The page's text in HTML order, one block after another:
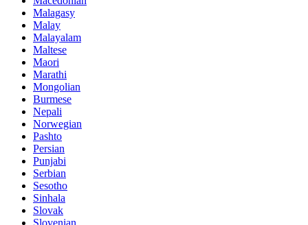
Malagasy
Malay
Malayalam
Maltese
Maori
Marathi
Mongolian
Burmese
Nepali
Norwegian
Pashto
Persian
Punjabi
Serbian
Sesotho
Sinhala
Slovak
Slovenian